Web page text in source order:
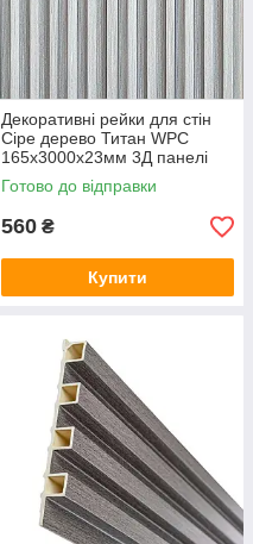
Декоративні рейки для стін
Сіре дерево Титан WPC
165х3000х23мм 3Д панелі
стінові вертикальні композит
Готово до відправки
560 ₴
Купити